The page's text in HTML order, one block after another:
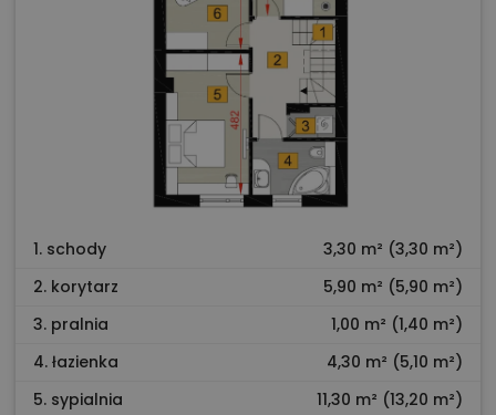
1. schody
3,30 m² (3,30 m²)
2. korytarz
5,90 m² (5,90 m²)
3. pralnia
1,00 m² (1,40 m²)
4. łazienka
4,30 m² (5,10 m²)
5. sypialnia
11,30 m² (13,20 m²)